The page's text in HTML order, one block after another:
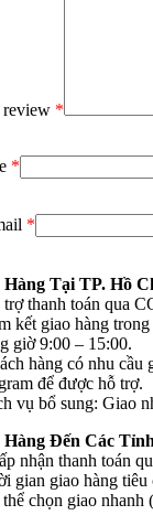
review *
*
*
Hàng Tại TP. Hồ
thanh toán qua
kết giao hàng
giờ 9:00 – 15:00.
hàng có nhu cầu
để được hỗ trợ.
vụ bổ sung: Giao
Hàng Đến Các
nhận thanh toán
gian giao hàng
chọn giao